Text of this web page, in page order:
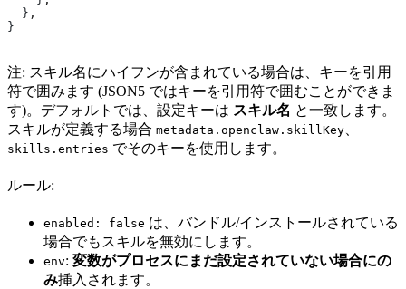
  }
,
}
注: スキル名にハイフンが含まれている場合は、キーを引用
符で囲みます (JSON5 ではキーを引用符で囲むことができま
す)。デフォルトでは、設定キーは スキル名 と一致します。
スキルが定義する場合 metadata.openclaw.skillKey
skills.entries でそのキーを使用します。
ルール:
enabled: false は、バンドル/インストールされている
場合でもスキルを無効にします。
env: 変数がプロセスにまだ設定されていない場合にの
み挿入されます。